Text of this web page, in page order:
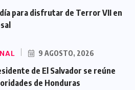
para disfrutar de Terror VII en
9 AGOSTO, 2026
de El Salvador se reúne
de Honduras